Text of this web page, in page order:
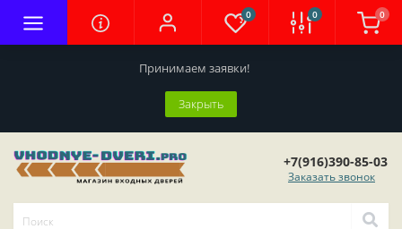
Принимаем заявки!
Закрыть
0 0 0
+7(916)390-85-03
Заказать звонок